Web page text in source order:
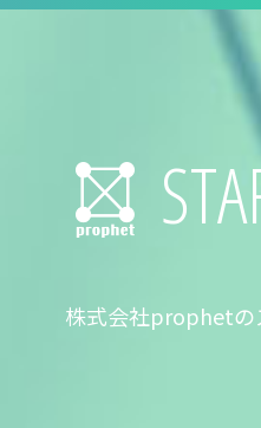
株式会社prophetの